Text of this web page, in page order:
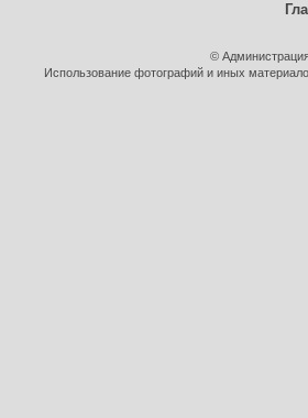
©
Использование фотографий и иных